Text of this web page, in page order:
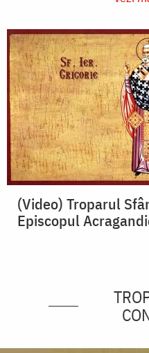
(Video) Troparul
Episcopul